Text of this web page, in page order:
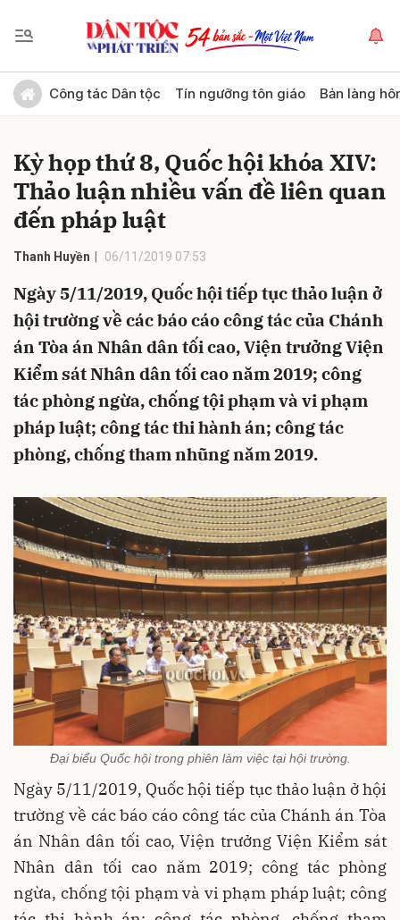
Công tác Dân tộc Tín ngưỡng tôn giáo Bản làng
Kỳ họp thứ 8, Quốc hội khóa XIV:
Thảo luận nhiều vấn đề liên quan
đến pháp luật
Thanh Huyền 06/11/2019 07:53
Ngày 5/11/2019, Quốc hội tiếp tục thảo luận ở
hội trường về các báo cáo công tác của Chánh
án Tòa án Nhân dân tối cao, Viện trưởng Viện
Kiểm sát Nhân dân tối cao năm 2019; công
tác phòng ngừa, chống tội phạm và vi phạm
pháp luật; công tác thi hành án; công tác
phòng, chống tham nhũng năm 2019.
Đại biểu Quốc hội trong phiên làm việc tại hội trường.
Ngày 5/11/2019, Quốc hội tiếp tục thảo luận ở hội
trường về các báo cáo công tác của Chánh án Tòa
án Nhân dân tối cao, Viện trưởng Viện Kiểm sát
Nhân dân tối cao năm 2019; công tác phòng
ngừa, chống tội phạm và vi phạm pháp luật; công
Gửi bình luận